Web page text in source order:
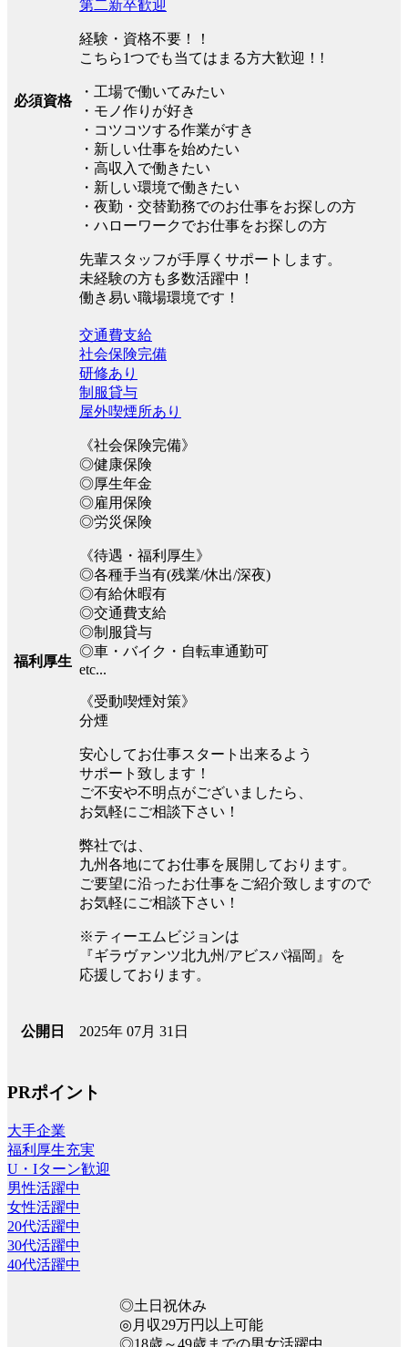
必須資格
第二新卒歓迎
経験・資格不要！！
こちら1つでも当てはまる方大歓迎！!
・工場で働いてみたい
・モノ作りが好き
・コツコツする作業がすき
・新しい仕事を始めたい
・高収入で働きたい
・新しい環境で働きたい
・夜勤・交替勤務でのお仕事をお探しの方
・ハローワークでお仕事をお探しの方
先輩スタッフが手厚くサポートします。
未経験の方も多数活躍中！
働き易い職場環境です！
福利厚生
交通費支給
社会保険完備
研修あり
制服貸与
屋外喫煙所あり
《社会保険完備》
◎健康保険
◎厚生年金
◎雇用保険
◎労災保険
《待遇・福利厚生》
◎各種手当有(残業/休出/深夜)
◎有給休暇有
◎交通費支給
◎制服貸与
◎車・バイク・自転車通勤可
etc...
《受動喫煙対策》
分煙
安心してお仕事スタート出来るよう
サポート致します！
ご不安や不明点がございましたら、
お気軽にご相談下さい！
弊社では、
九州各地にてお仕事を展開しております。
ご要望に沿ったお仕事をご紹介致しますので
お気軽にご相談下さい！
※ティーエムビジョンは
『ギラヴァンツ北九州/アビスパ福岡』を
応援しております。
公開日 2025年 07月 31日
PRポイント
大手企業
福利厚生充実
U・Iターン歓迎
男性活躍中
女性活躍中
20代活躍中
30代活躍中
40代活躍中
◎土日祝休み
◎月収29万円以上可能